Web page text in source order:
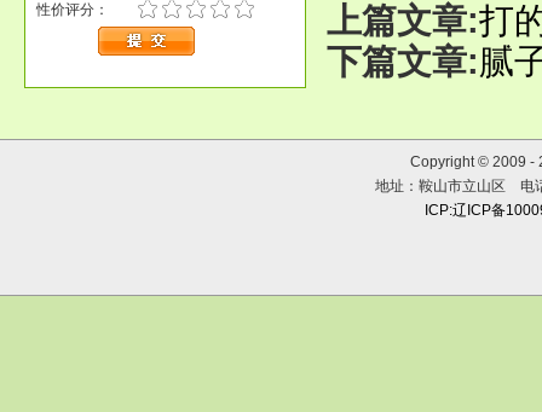
性价评分：
上篇文章:打
下篇文章:腻
Copyright © 2009 -
地址：鞍山市立山区
ICP:辽ICP备